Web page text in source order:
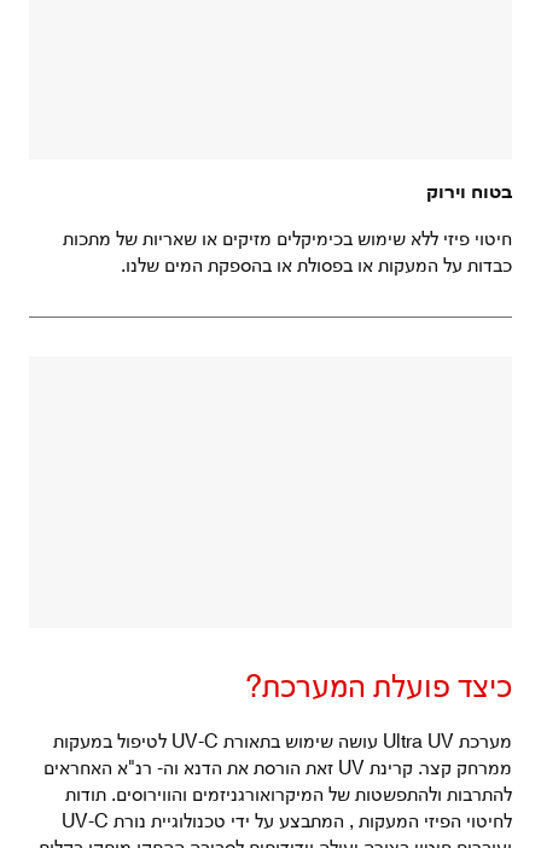
בטוח וירוק
חיטוי פיזי ללא שימוש בכימיקלים מזיקים או שאריות של מתכות
כבדות על המעקות או בפסולת או בהספקת המים שלנו.
כיצד פועלת המערכת?
מערכת Ultra UV עושה שימוש בתאורת UV-C לטיפול במעקות
ממרחק קצר. קרינת UV זאת הורסת את הדנא וה- רנ"א האחראים
להתרבות ולהתפשטות של המיקרואורגניזמים והווירוסים. תודות
לחיטוי הפיזי המעקות , המתבצע על ידי טכנולוגיית נורת UV-C